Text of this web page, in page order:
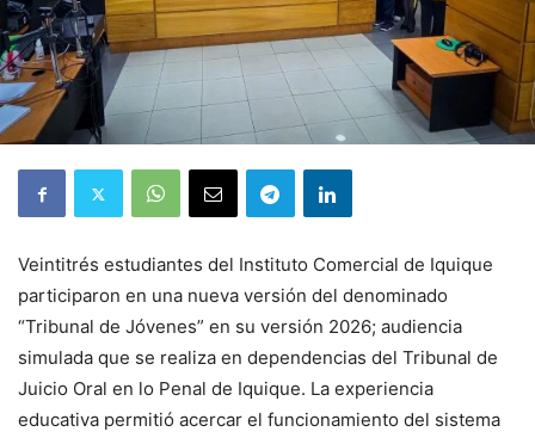
Veintitrés estudiantes del Instituto Comercial de Iquique
participaron en una nueva versión del denominado
“Tribunal de Jóvenes” en su versión 2026; audiencia
simulada que se realiza en dependencias del Tribunal de
Juicio Oral en lo Penal de Iquique. La experiencia
educativa permitió acercar el funcionamiento del sistema